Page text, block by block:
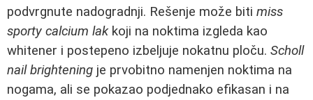
podvrgnute nadogradnji. Rešenje može biti miss
sporty calcium lakkoji na noktima izgleda kao
whitener i postepeno izbeljuje nokatnu ploču. Scholl
nail brightening je prvobitno namenjen noktima na
nogama, ali se pokazao podjednako efikasan i na